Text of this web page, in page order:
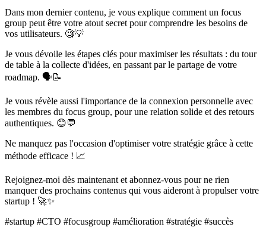
Dans mon dernier contenu, je vous explique comment un focus
group peut être votre atout secret pour comprendre les besoins de
vos utilisateurs. 🧐💡
Je vous dévoile les étapes clés pour maximiser les résultats : du tour
de table à la collecte d'idées, en passant par le partage de votre
roadmap. 🗣️📝
Je vous révèle aussi l'importance de la connexion personnelle avec
les membres du focus group, pour une relation solide et des retours
authentiques. 😊💬
Ne manquez pas l'occasion d'optimiser votre stratégie grâce à cette
méthode efficace ! 📈
Rejoignez-moi dès maintenant et abonnez-vous pour ne rien
manquer des prochains contenus qui vous aideront à propulser votre
startup ! 🚀✨
#startup #CTO #focusgroup #amélioration #stratégie #succès